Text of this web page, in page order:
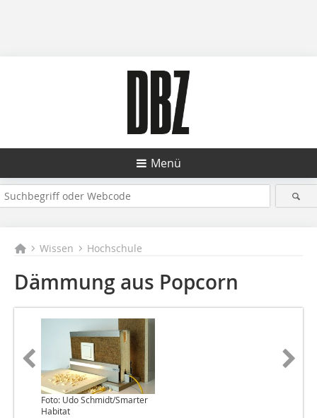
Menü
Wissen Hochschule
Dämmung aus Popcorn
Foto: Udo Schmidt/Smarter
Habitat